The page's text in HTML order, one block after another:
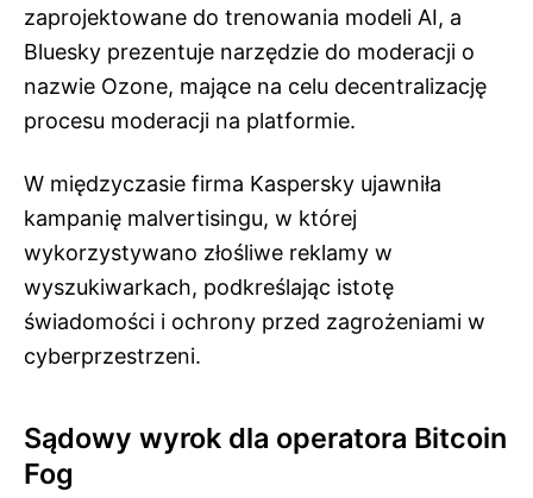
zaprojektowane do trenowania modeli AI, a
Bluesky prezentuje narzędzie do moderacji o
nazwie Ozone, mające na celu decentralizację
procesu moderacji na platformie.
W międzyczasie firma Kaspersky ujawniła
kampanię malvertisingu, w której
wykorzystywano złośliwe reklamy w
wyszukiwarkach, podkreślając istotę
świadomości i ochrony przed zagrożeniami w
cyberprzestrzeni.
Sądowy wyrok dla operatora Bitcoin
Fog